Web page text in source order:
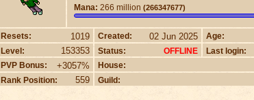
Mana: 266 million (266347677)
Resets: 1019
Level: 153353
PVP Bonus: +3057%
Rank Position: 559
Created: 02 Jun 2025 Age:
Status: OFFLINE Last login:
House:
Guild: